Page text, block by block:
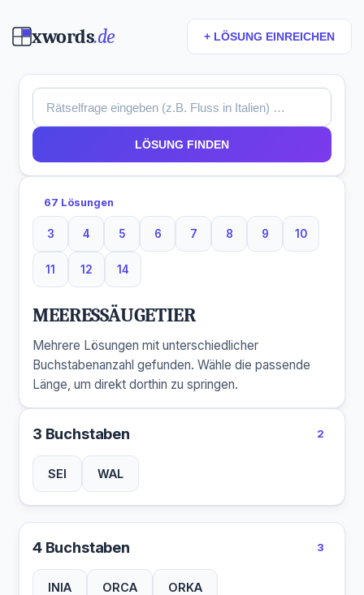
xwords.de + LÖSUNG EINREICHEN
LÖSUNG FINDEN
67 Lösungen
3
3 Buchstaben
4
4 Buchstaben
5
5 Buchstaben
6
6 Buchstaben
7
7 Buchstaben
8
8 Buchstaben
9
9 Buchstaben
10
10
11
11 Buchstaben
12
12 Buchstaben
14
14 Buchstaben
MEERESSÄUGETIER
Mehrere Lösungen mit unterschiedlicher
Buchstabenanzahl gefunden. Wähle die passende
Länge, um direkt dorthin zu springen.
3 Buchstaben 2
SEI WAL
4 Buchstaben 3
INIA ORCA ORKA